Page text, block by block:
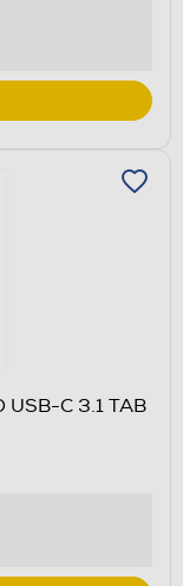
USB-C 3.1 TAB